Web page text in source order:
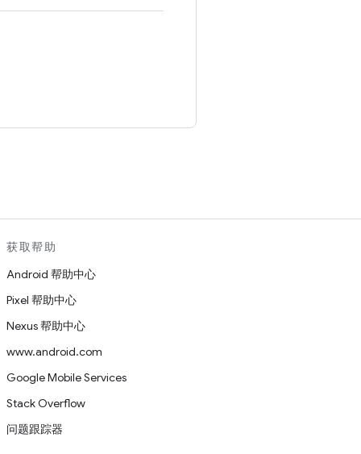
获取帮助
Android 帮助中心
Pixel 帮助中心
Nexus 帮助中心
www.android.com
Google Mobile Services
Stack Overflow
问题跟踪器